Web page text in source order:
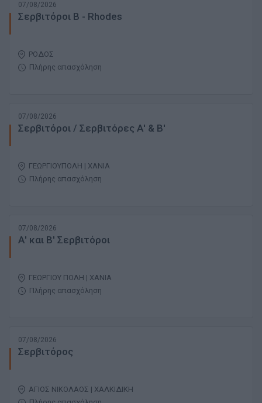
07/08/2026
Σερβιτόροι Β - Rhodes
ΡΟΔΟΣ
Πλήρης απασχόληση
07/08/2026
Σερβιτόροι / Σερβιτόρες Α' & Β'
ΓΕΩΡΓΙΟΥΠΟΛΗ | ΧΑΝΙΑ
Πλήρης απασχόληση
07/08/2026
Α' και Β' Σερβιτόροι
ΓΕΩΡΓΙΟΥ ΠΟΛΗ | ΧΑΝΙΑ
Πλήρης απασχόληση
07/08/2026
Σερβιτόρος
ΑΓΙΟΣ ΝΙΚΟΛΑΟΣ | ΧΑΛΚΙΔΙΚΗ